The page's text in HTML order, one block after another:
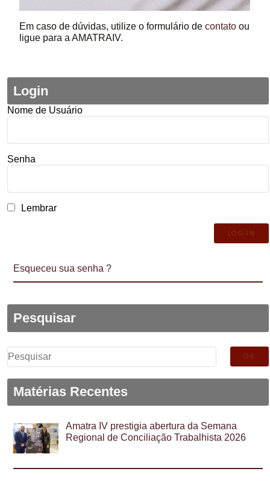
Em caso de dúvidas, utilize o formulário decontato ou
ligue para a AMATRAIV.
Login
Nome de Usuário
Senha
Lembrar
Esqueceu sua senha ?
Pesquisar
Pesquisar
por:
Matérias Recentes
Amatra IV prestigia abertura da Semana
Regional de Conciliação Trabalhista 2026